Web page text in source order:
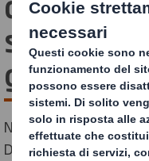
globale
Nonostante il periodo
DS Smith non